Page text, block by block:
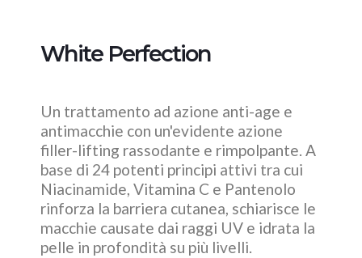
White Perfection
Un trattamento ad azione anti-age e
antimacchie con un'evidente azione
filler-lifting rassodante e rimpolpante. A
base di 24 potenti principi attivi tra cui
Niacinamide, Vitamina C e Pantenolo
rinforza la barriera cutanea, schiarisce le
macchie causate dai raggi UV e idrata la
pelle in profondità su più livelli.